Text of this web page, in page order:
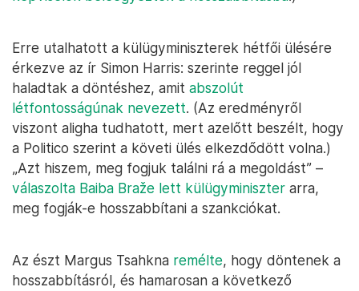
Erre utalhatott a külügyminiszterek hétfői ülésére
érkezve az ír Simon Harris: szerinte reggel jól
haladtak a döntéshez, amit abszolút
létfontosságúnak nevezett. (Az eredményről
viszont aligha tudhatott, mert azelőtt beszélt, hogy
a Politico szerint a követi ülés elkezdődött volna.)
„Azt hiszem, meg fogjuk találni rá a megoldást” –
válaszolta Baiba Braže lett külügyminiszter arra,
meg fogják-e hosszabbítani a szankciókat.
Az észt Margus Tsahkna remélte, hogy döntenek a
hosszabbításról, és hamarosan a következő